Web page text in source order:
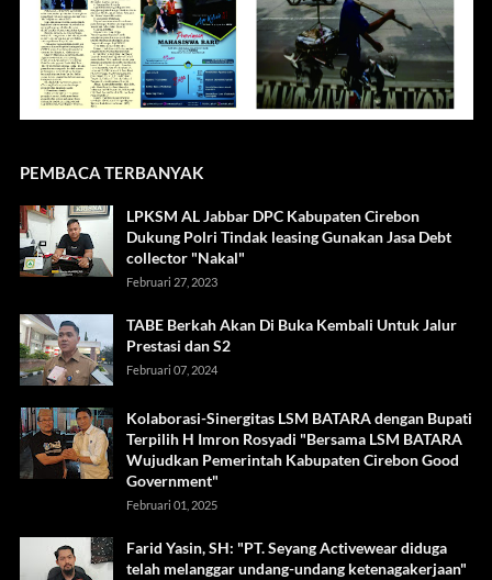
PEMBACA TERBANYAK
LPKSM AL Jabbar DPC Kabupaten Cirebon
Dukung Polri Tindak leasing Gunakan Jasa Debt
collector "Nakal"
Februari 27, 2023
TABE Berkah Akan Di Buka Kembali Untuk Jalur
Prestasi dan S2
Februari 07, 2024
Kolaborasi-Sinergitas LSM BATARA dengan Bupati
Terpilih H Imron Rosyadi "Bersama LSM BATARA
Wujudkan Pemerintah Kabupaten Cirebon Good
Government"
Februari 01, 2025
Farid Yasin, SH: "PT. Seyang Activewear diduga
telah melanggar undang-undang ketenagakerjaan"